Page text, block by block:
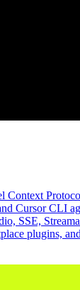
Context
Cursor CLI
SSE,
plugins,